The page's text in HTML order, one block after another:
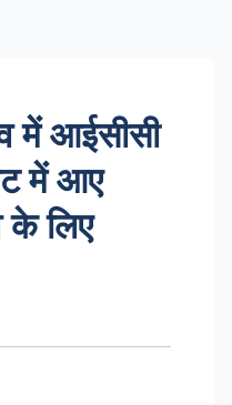
में आईसीसी
में आए
के लिए